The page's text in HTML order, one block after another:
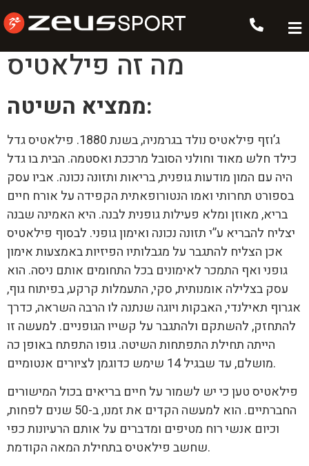
מה זה פילאטיס
מה זה פילאטיס
ממציא השיטה:
ג’וזף פילאטיס נולד בגרמניה, בשנת 1880. פילאטיס גדל
כילד חלש מאוד וחולני הסובל מרככת ואסטמה. הבית בו גדל
היה עם המון מודעות גופנית, בריאות ותזונה נכונה. אביו עסק
בספורט תחרותי ואמו הנטורופאתית הקפידה על אורח חיים
בריא, מאוזן ומלא פעילות גופנית לבנה. היא האמינה שבנה
יצליח להבריא ע”י תזונה נכונה ואימון גופני. לבסוף פילאטיס
אכן הצליח להתגבר על מגבלותיו הפיזיות באמצעות אימון
גופני ואף התמכר לאימונים בכל התחומים אותם ניסה. הוא
עסק בצלילה אומנותית, סקי, התעמלות קרקע, בפיתוח גוף,
אגרוף תאילנדי, האבקות ויוגה שנתנה לו הרבה השראה, כדרך
להתחזק, להשתקם ולהתגבר על קשייו הגופניים. למעשה זו
הייתה תחילת התפתחות השיטה. גופו התפתח באופן כה
מושלם, עד שבגיל 14 שימש כדוגמן לציורים אנטומיים.
פילאטיס טען כי יש לשמור על חיים בריאים בכול המישורים
החברתיים. הוא למעשה הקדים את זמנו, ב-50 שנים לפחות,
וכיום אנשי רוח מטיפים ומדברים על אותם הרעיונות כפי
שחשב פילאטיס בתחילת המאה הקודמת.